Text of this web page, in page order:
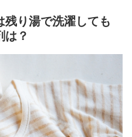
残り湯で洗濯しても
は？